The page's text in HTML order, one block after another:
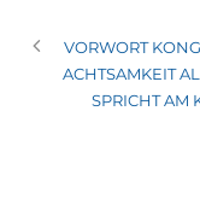
VORWORT
ACHTSAMKEIT
SPRICHT AM